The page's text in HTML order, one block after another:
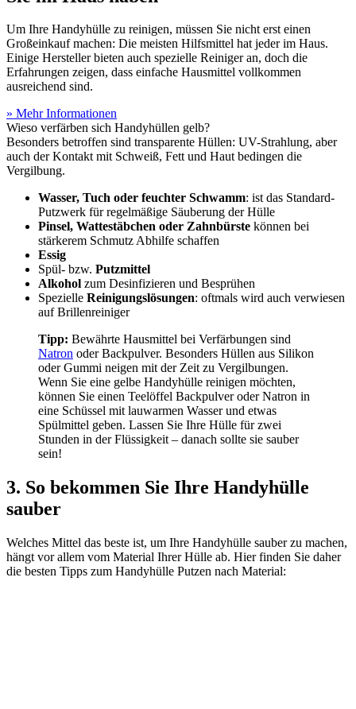
Um Ihre Handyhülle zu reinigen, müssen Sie nicht erst einen
Großeinkauf machen: Die meisten Hilfsmittel hat jeder im Haus.
Einige Hersteller bieten auch spezielle Reiniger an, doch die
Erfahrungen zeigen, dass einfache Hausmittel vollkommen
ausreichend sind.
» Mehr Informationen
Wieso verfärben sich Handyhüllen gelb?
Besonders betroffen sind transparente Hüllen: UV-Strahlung, aber
auch der Kontakt mit Schweiß, Fett und Haut bedingen die
Vergilbung.
Wasser, Tuch oder feuchter Schwamm: ist das Standard-
Putzwerk für regelmäßige Säuberung der Hülle
Pinsel, Wattestäbchen oder Zahnbürste können bei
stärkerem Schmutz Abhilfe schaffen
Essig
Spül- bzw. Putzmittel
Alkohol zum Desinfizieren und Besprühen
Spezielle Reinigungslösungen: oftmals wird auch verwiesen
auf Brillenreiniger
Tipp: Bewährte Hausmittel bei Verfärbungen sind
Natron oder Backpulver. Besonders Hüllen aus Silikon
oder Gummi neigen mit der Zeit zu Vergilbungen.
Wenn Sie eine gelbe Handyhülle reinigen möchten,
können Sie einen Teelöffel Backpulver oder Natron in
eine Schüssel mit lauwarmen Wasser und etwas
Spülmittel geben. Lassen Sie Ihre Hülle für zwei
Stunden in der Flüssigkeit – danach sollte sie sauber
sein!
3. So bekommen Sie Ihre Handyhülle
sauber
Welches Mittel das beste ist, um Ihre Handyhülle sauber zu machen,
hängt vor allem vom Material Ihrer Hülle ab. Hier finden Sie daher
die besten Tipps zum Handyhülle Putzen nach Material: